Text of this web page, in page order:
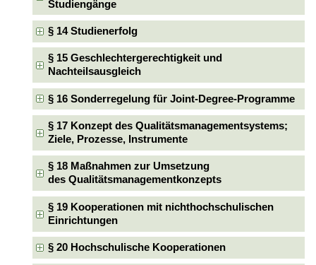
Studiengänge
§ 14 Studienerfolg
§ 15 Geschlechtergerechtigkeit und
Nachteilsausgleich
§ 16 Sonderregelung für Joint-Degree-Programme
§ 17 Konzept des Qualitätsmanagementsystems;
Ziele, Prozesse, Instrumente
§ 18 Maßnahmen zur Umsetzung
des Qualitätsmanagementkonzepts
§ 19 Kooperationen mit nichthochschulischen
Einrichtungen
§ 20 Hochschulische Kooperationen